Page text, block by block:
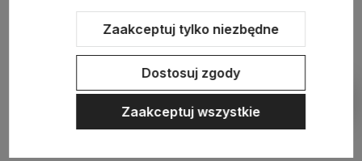
Sklep internetowy Shoper.pl Szablon Shoper Modern 3.0™
Zaakceptuj tylko niezbędne
Dostosuj zgody
Zaakceptuj wszystkie